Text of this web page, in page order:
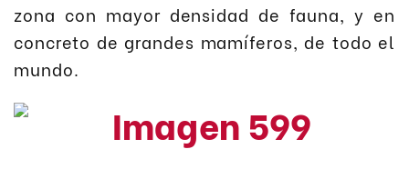
zona con mayor densidad de fauna, y en
concreto de grandes mamíferos, de todo el
mundo.